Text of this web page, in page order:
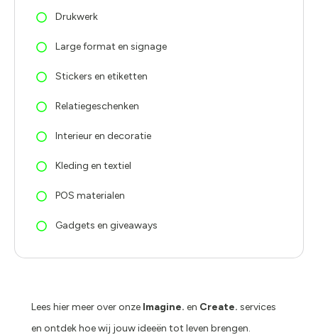
Drukwerk
Large format en signage
Stickers en etiketten
Relatiegeschenken
Interieur en decoratie
Kleding en textiel
POS materialen
Gadgets en giveaways
Lees hier meer over onze Imagine. en Create. services
en ontdek hoe wij jouw ideeën tot leven brengen.